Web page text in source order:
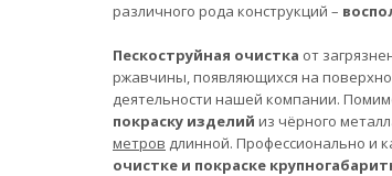
различного рода конструкций –
Пескоструйная очистка от
ржавчины, появляющихся на
деятельности нашей компании.
покраску изделий из чёрного
метров длинной. Профессионально и
очистке и покраске